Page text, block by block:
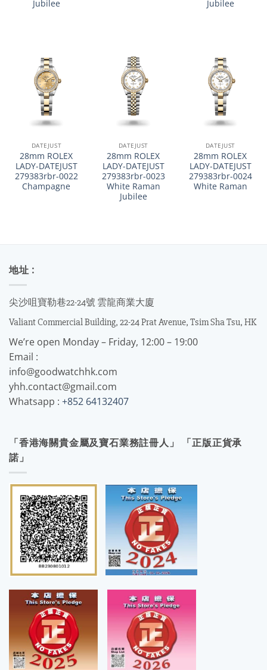
Jubilee Jubilee
DATEJUST
28mm ROLEX
LADY-DATEJUST
279383rbr-0022
Champagne
DATEJUST
28mm ROLEX
LADY-DATEJUST
279383rbr-0023
White Raman
Jubilee
DATEJUST
28mm ROLEX
LADY-DATEJUST
279383rbr-0024
White Raman
地址 :
尖沙咀寶勒巷22-24號 雲龍商業大廈
Valiant Commercial Building, 22-24 Prat Avenue, Tsim Sha Tsu, HK
We’re open Monday – Friday, 12:00 – 19:00
Email :
info@goodwatchhk.com
yhh.contact@gmail.com
Whatsapp : +852 64132407
「香港海關貴金屬及寶石業務註冊人」 「正版正貨承
諾」